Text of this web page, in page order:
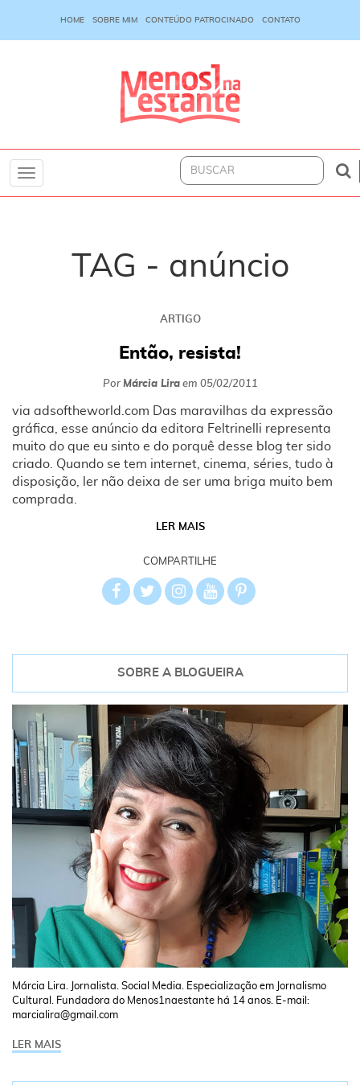
HOME SOBRE MIM CONTEÚDO PATROCINADO CONTATO
Toggle
TAG - anúncio
ARTIGO
Então, resista!
Por Márcia Liraem 05/02/2011
via adsoftheworld.com Das maravilhas da expressão
gráfica, esse anúncio da editora Feltrinelli representa
muito do que eu sinto e do porquê desse blog ter sido
criado. Quando se tem internet, cinema, séries, tudo à
disposição, ler não deixa de ser uma briga muito bem
comprada.
LER MAIS
COMPARTILHE
SOBRE A BLOGUEIRA
Márcia Lira. Jornalista. Social Media. Especialização em Jornalismo
Cultural. Fundadora do Menos1naestante há 14 anos. E-mail:
marcialira@gmail.com
LER MAIS